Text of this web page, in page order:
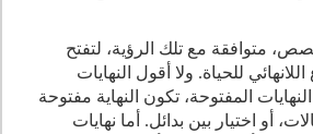
متوافقة مع تلك الرؤية، لتفتح
للحياة. ولا أقول النهايات
المفتوحة، تكون النهاية مفتوحة
أو اختيار بين بدائل. أما نهايات